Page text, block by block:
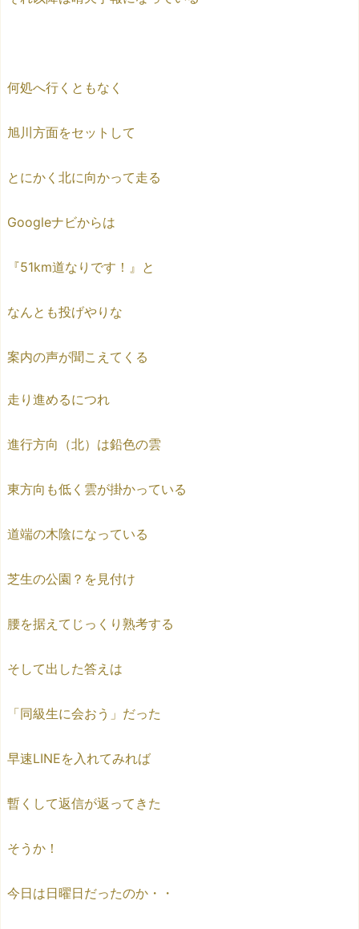
何処へ行くともなく
旭川方面をセットして
とにかく北に向かって走る
Googleナビからは
『51km道なりです！』と
なんとも投げやりな
案内の声が聞こえてくる
走り進めるにつれ
進行方向（北）は鉛色の雲
東方向も低く雲が掛かっている
道端の木陰になっている
芝生の公園？を見付け
腰を据えてじっくり熟考する
そして出した答えは
「同級生に会おう」だった
早速LINEを入れてみれば
暫くして返信が返ってきた
そうか！
今日は日曜日だったのか・・